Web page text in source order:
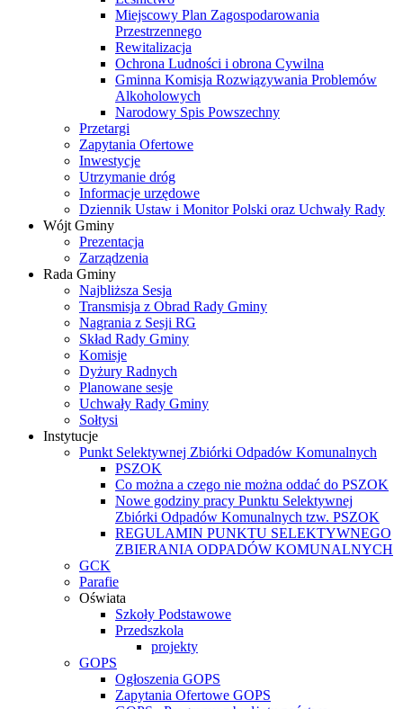
Miejscowy Plan Zagospodarowania
Przestrzennego
Rewitalizacja
Ochrona Ludności i obrona Cywilna
Gminna Komisja Rozwiązywania Problemów
Alkoholowych
Narodowy Spis Powszechny
Przetargi
Zapytania Ofertowe
Inwestycje
Utrzymanie dróg
Informacje urzędowe
Dziennik Ustaw i Monitor Polski oraz Uchwały Rady
Wójt Gminy
Prezentacja
Zarządzenia
Rada Gminy
Najbliższa Sesja
Transmisja z Obrad Rady Gminy
Nagrania z Sesji RG
Skład Rady Gminy
Komisje
Dyżury Radnych
Planowane sesje
Uchwały Rady Gminy
Sołtysi
Instytucje
Punkt Selektywnej Zbiórki Odpadów Komunalnych
PSZOK
Co można a czego nie można oddać do PSZOK
Nowe godziny pracy Punktu Selektywnej
Zbiórki Odpadów Komunalnych tzw. PSZOK
REGULAMIN PUNKTU SELEKTYWNEGO
ZBIERANIA ODPADÓW KOMUNALNYCH
GCK
Parafie
Oświata
Szkoły Podstawowe
Przedszkola
projekty
GOPS
Ogłoszenia GOPS
Zapytania Ofertowe GOPS